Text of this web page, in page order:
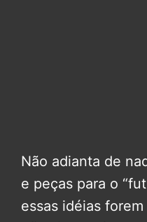
Não adianta de
e peças para o
essas idéias